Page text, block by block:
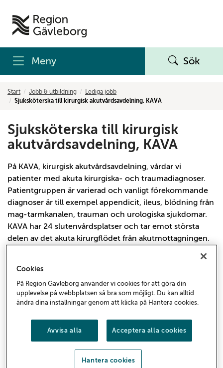
Meny Sök
Start Jobb & utbildning
Lediga jobb
Sjuksköterska till kirurgisk akutvårdsavdelning, KAVA
Sjuksköterska till kirurgisk
akutvårdsavdelning, KAVA
På KAVA, kirurgisk akutvårdsavdelning, vårdar vi
patienter med akuta kirurgiska- och traumadiagnoser.
Patientgruppen är varierad och vanligt förekommande
diagnoser är till exempel appendicit, ileus, blödning från
mag-tarmkanalen, trauman och urologiska sjukdomar.
KAVA har 24 slutenvårdsplatser och tar emot största
delen av det akuta kirurgflödet från akutmottagningen.
med fokus på det bästa för våra patienter. Vi är en stabil
personalgrupp som har roligt tillsammans och ställer
upp för varandra.
Arbetsuppgifter
Som sjuksköterska hos oss på KAVA erbjuds du ett roligt
och ständigt utvecklande arbete som ger dig en bra
start på din sjuksköterskekarriär och en bred
Cookies
På Region Gävleborg använder vi cookies för att göra din
upplevelse på webbplatsen så bra som möjligt. Du kan alltid
ändra dina inställningar genom att klicka på Hantera cookies.
Avvisa alla Acceptera alla cookies
Hantera cookies